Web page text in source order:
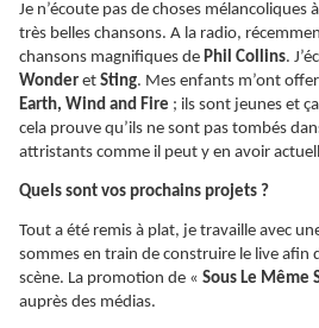
Je n’écoute pas de choses mélancoliques
très belles chansons. A la radio,
chansons magnifiques de Phil Collins.
Wonder et Sting. Mes enfants m’ont
Earth, Wind and Fire ; ils sont jeunes et
cela prouve qu’ils ne sont pas tombés
attristants comme il peut y en avoir
Quels sont vos prochains projets ?
Tout a été remis à plat, je travaille avec
sommes en train de construire le live afin
scène. La promotion de « Sous Le Même
auprès des médias.